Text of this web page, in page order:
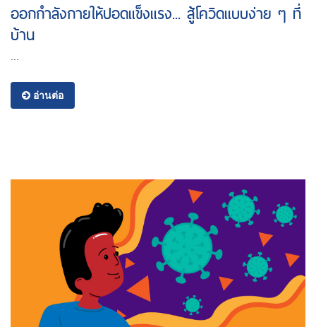
ออกกำลังกายให้ปอดแข็งแรง... สู้โควิดแบบง่าย ๆ ที่
บ้าน
อ่านต่อ